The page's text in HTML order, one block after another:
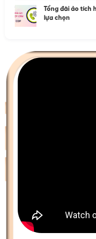
Tổng đài ảo tích
lựa chọn